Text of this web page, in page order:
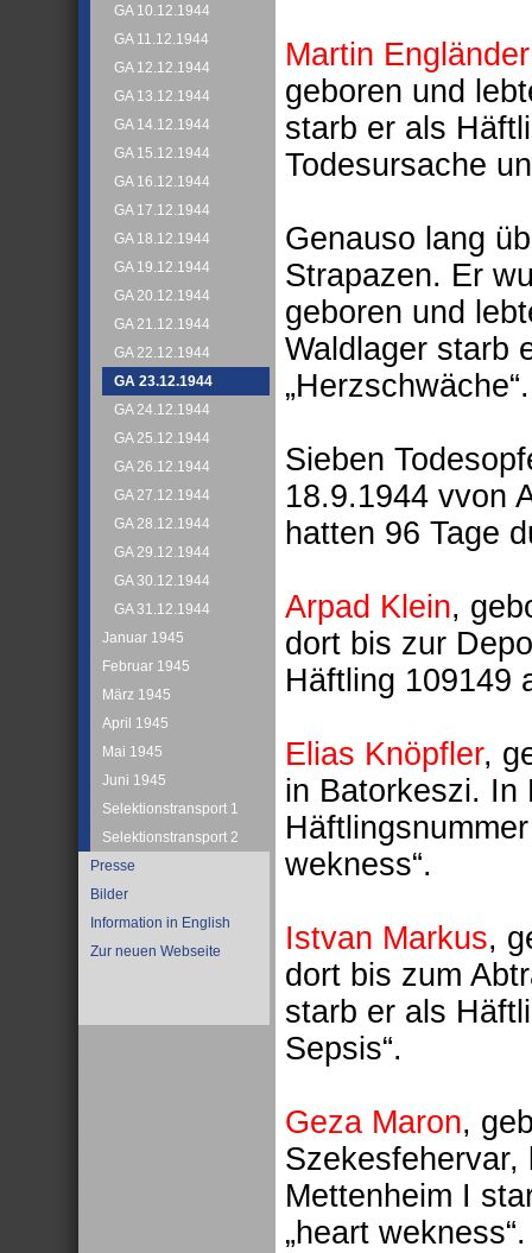
GA 10.12.1944
GA 11.12.1944
GA 12.12.1944
GA 13.12.1944
GA 14.12.1944
GA 15.12.1944
GA 16.12.1944
GA 17.12.1944
GA 18.12.1944
GA 19.12.1944
GA 20.12.1944
GA 21.12.1944
GA 22.12.1944
GA 23.12.1944
GA 24.12.1944
GA 25.12.1944
GA 26.12.1944
GA 27.12.1944
GA 28.12.1944
GA 29.12.1944
GA 30.12.1944
GA 31.12.1944
Januar 1945
Februar 1945
März 1945
April 1945
Mai 1945
Juni 1945
Selektionstransport 1
Selektionstransport 2
Presse
Bilder
Information in English
Zur neuen Webseite
Martin Engländer
geboren und
starb er als
Todesursache
Genauso lang
Strapazen. Er
geboren und
Waldlager starb
„Herzschwäche“.
Sieben
18.9.1944 vvon
hatten 96 Tage
Arpad Klein,
dort bis zur
Häftling 109149
Elias Knöpfler,
in Batorkeszi. In
wekness“.
Istvan Markus,
dort bis zum
starb er als
Sepsis“.
Geza Maron,
Mettenheim I
„heart wekness“.